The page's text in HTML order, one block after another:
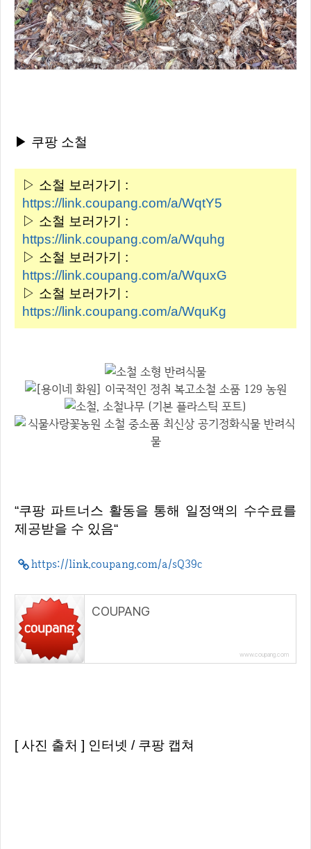
▶ 쿠팡 소철
▷ 소철 보러가기 :
https://link.coupang.com/a/WqtY5
▷ 소철 보러가기 :
https://link.coupang.com/a/Wquhg
▷ 소철 보러가기 :
https://link.coupang.com/a/WquxG
▷ 소철 보러가기 :
https://link.coupang.com/a/WquKg
“쿠팡 파트너스 활동을 통해 일정액의 수수료를
제공받을 수 있음“
https://link.coupang.com/a/sQ39c
COUPANG
www.coupang.com
[ 사진 출처 ] 인터넷 / 쿠팡 캡쳐